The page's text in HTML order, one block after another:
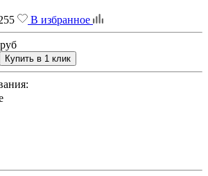
В избранное
Купить в 1 клик